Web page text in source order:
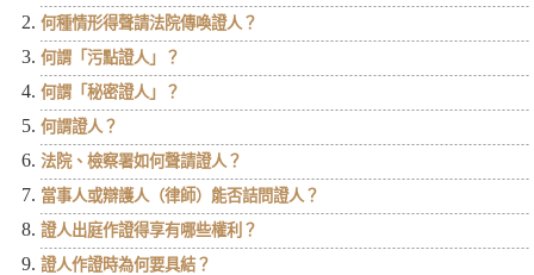
何種情形得聲請法院傳喚證人？
何謂「污點證人」？
何謂「秘密證人」？
何謂證人？
法院、檢察署如何聲請證人？
當事人或辯護人（律師）能否詰問證人？
證人出庭作證得享有哪些權利？
證人作證時為何要具結？